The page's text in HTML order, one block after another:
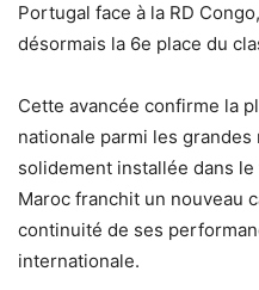
Portugal face à la RD
désormais la 6e place du
Cette avancée confirme la
nationale parmi les
solidement installée dans le
Maroc franchit un nouveau
continuité de ses
internationale.